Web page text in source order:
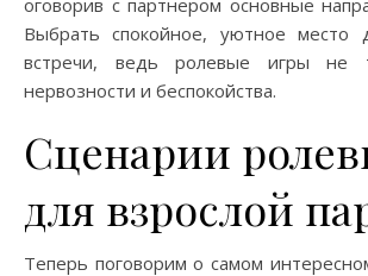
оговорив с партнером основные
Выбрать спокойное, уютное место
встречи, ведь ролевые игры не
нервозности и беспокойства.
Сценарии
для взрослой
Теперь поговорим о самом